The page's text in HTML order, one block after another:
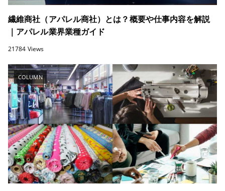
繊維商社（アパレル商社）とは？概要や仕事内容を解説
｜アパレル業界業種ガイド
21784 Views
COLUMN